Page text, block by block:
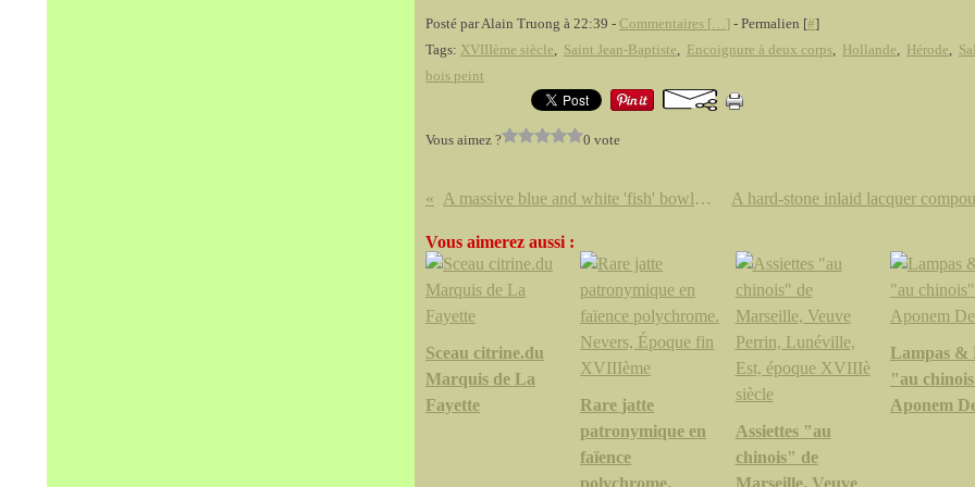
Posté par Alain Truong à 22:39 - Commentaires [… ] - Permalien [#]
Tags: XVIIIème siècle, Saint Jean-Baptiste, Encoignure à deux corps, Hollande, Hérode,
bois peint
Vous aimez ? 0 vote
A massive blue and white 'fish' bowl. Mark and period of Wanli
Vous aimerez aussi :
Sceau citrine.du
Marquis de La
Fayette
Rare jatte
patronymique en
faïence
polychrome.
Assiettes "au
chinois" de
Marseille, Veuve
Lampas &
"au
Aponem